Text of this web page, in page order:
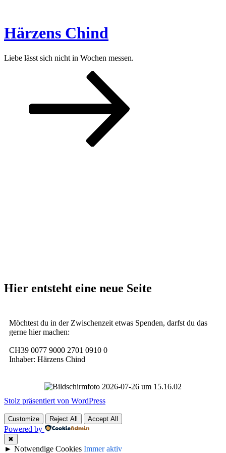
springen
Härzens Chind
Liebe lässt sich nicht in Wochen messen.
Hier entsteht eine neue Seite
Möchtest du in der Zwischenzeit etwas Spenden, darfst du das
gerne hier machen:
CH39 0077 9000 2701 0910 0
Inhaber: Härzens Chind
Stolz präsentiert von WordPress
Customize Reject All Accept All
Powered by
✖
► Notwendige Cookies Immer aktiv